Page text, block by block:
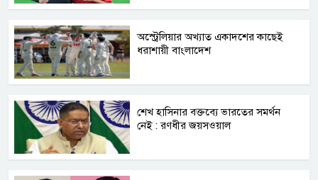
অস্ট্রেলিয়ার অখ্যাত একাদশের কাছেই
ধরাশায়ী বাংলাদেশ
শেখ হাসিনার বক্তব্যে ভারতের সমর্থন
নেই : রণধীর জয়সওয়াল